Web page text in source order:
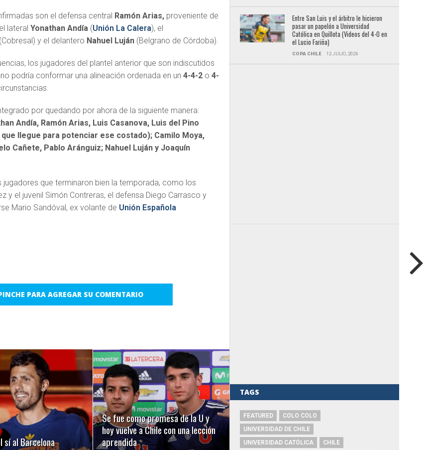
son el defensa central Ramón Arias, proveniente de
lateralYonathan Andía (Unión La Calera), el
(Cobresal) y el delantero Nahuel Luján (Belgrano de Córdoba).
los jugadores del plantel anterior que son indiscutidos
podría conformar una alineación ordenada en un4-4-2 o4-
por quedando por ahora de la siguiente manera:
Andía, Ramón Arias, Luis Casanova, Luis del Pino
llegue para potenciar ese costado); Camilo Moya,
Cañete, Pablo Aránguiz; Nahuel Luján y Joaquín
jugadores que terminaron bien la temporada, como los
y el juvenil Simón Contreras, el defensa Diego Carrasco y
Mario Sandóval, ex volante de Unión Española
PARA AGREGAR SU COMENTARIO
sí al Barcelona
LEER MÁS
Se fue como promesa de la U y
hoy vuelve a Chile con una lección
aprendida
LEER MÁS
Entre San Luis y el árbitro le hicieron
pasar un papelón a Universidad
Católica en Quillota (Videos del 4-0 en
el Lucio Fariña)
COPA CHILE 12 JULIO, 2026
TAGS
FEATURED
COLO COLO
UNIVERSIDAD DE CHILE
UNIVERSIDAD CATÓLICA
CHILE